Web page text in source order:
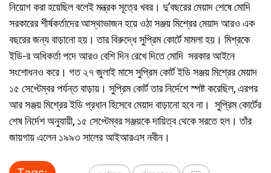
নিয়োগ করা হয়েছিল বলেই মন্ত্রক সূত্রে খবর। দু’বছরের মেয়াদ শেষে মোদি
সরকারের শীর্ষকর্তাদের আস্থাভাজন হয়ে ওঠা সঞ্জয় মিশ্রের মেয়াদ আরও এক
বছরের জন্য বাড়ানো হয়। তার বিরুদ্ধে সুপ্রিম কোর্টে মামলা হয়। মিশ্রকে
ইডি-র অধিকর্তা পদে আরও বেশি দিন রেখে দিতে মোদি সরকার আইনে
সংশোধনও করে। গত ২৭ জুলাই মাসে সুপ্রিম কোর্ট ইডি সঞ্জয় মিশ্রের মেয়াদ
১৫ সেপ্টেম্বর পর্যন্ত বাড়ায়। সুপ্রিম কোর্ট তার নির্দেশে স্পষ্ট করেছিল, এরপর
আর সঞ্জয় মিশ্রের ইডি প্রধান হিসেবে মেয়াদ বাড়ানো হবে না। সুপ্রিম কোর্টের
শেষ নির্দেশ অনুযায়ী, ১৫ সেপ্টেম্বর সঞ্জয়কে দায়িত্ব থেকে সরতে হল। তাঁর
জায়গায় এলেন ১৯৯৩ সালের আইআরএস নবীন।